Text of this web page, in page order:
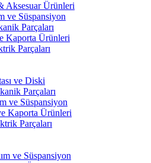
Aksesuar Ürünleri
ve Süspansiyon
Parçaları
Kaporta Ürünleri
Parçaları
ve Diski
Parçaları
ve Süspansiyon
Kaporta Ürünleri
Parçaları
ve Süspansiyon